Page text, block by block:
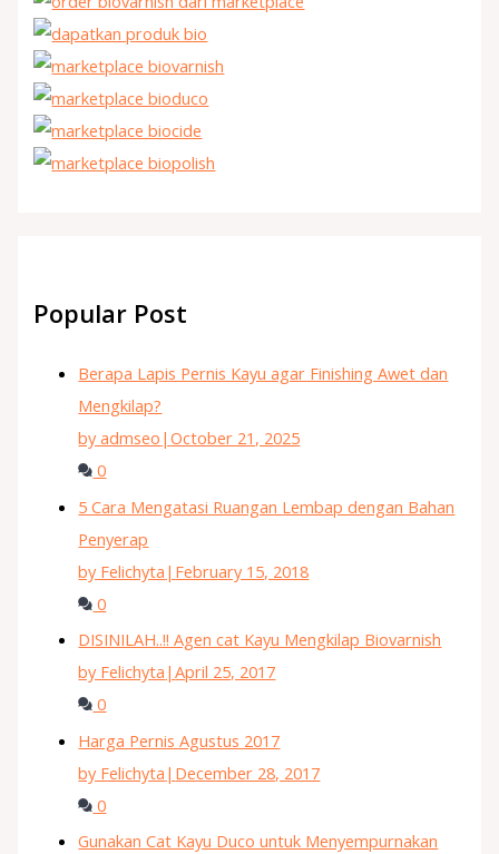
Popular Post
Berapa Lapis Pernis Kayu agar Finishing Awet dan
Mengkilap?
by admseo |October 21, 2025
0
5 Cara Mengatasi Ruangan Lembap dengan Bahan
Penyerap
by Felichyta | February 15, 2018
0
DISINILAH..!! Agen cat Kayu Mengkilap Biovarnish
by Felichyta |April 25, 2017
0
Harga Pernis Agustus 2017
by Felichyta | December 28, 2017
0
Gunakan Cat Kayu Duco untuk Menyempurnakan